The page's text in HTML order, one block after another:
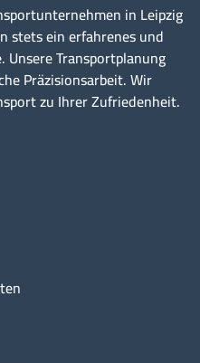
in Leipzig
stets ein erfahrenes und
Unsere Transportplanung
Präzisionsarbeit. Wir
zu Ihrer Zufriedenheit.